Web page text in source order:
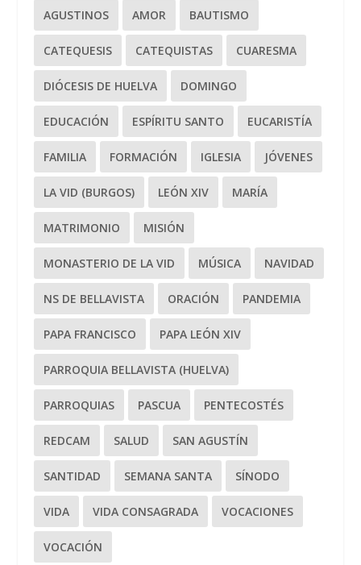
AGUSTINOS AMOR BAUTISMO
CATEQUESIS CATEQUISTAS CUARESMA
DIÓCESIS DE HUELVA DOMINGO
EDUCACIÓN ESPÍRITU SANTO EUCARISTÍA
FAMILIA FORMACIÓN IGLESIA JÓVENES
LA VID (BURGOS) LEÓN XIV MARÍA
MATRIMONIO MISIÓN
MONASTERIO DE LA VID MÚSICA NAVIDAD
NS DE BELLAVISTA ORACIÓN PANDEMIA
PAPA FRANCISCO PAPA LEÓN XIV
PARROQUIA BELLAVISTA (HUELVA)
PARROQUIAS PASCUA PENTECOSTÉS
REDCAM SALUD SAN AGUSTÍN
SANTIDAD SEMANA SANTA SÍNODO
VIDA VIDA CONSAGRADA VOCACIONES
VOCACIÓN